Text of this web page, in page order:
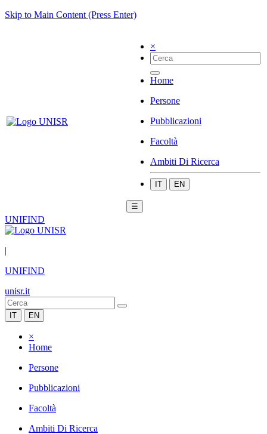
Skip to Main Content (Press Enter)
×
Home
Persone
Pubblicazioni
Facoltà
Ambiti Di Ricerca
IT EN
☰
UNIFIND
|
UNIFIND
unisr.it
IT EN
×
Home
Persone
Pubblicazioni
Facoltà
Ambiti Di Ricerca